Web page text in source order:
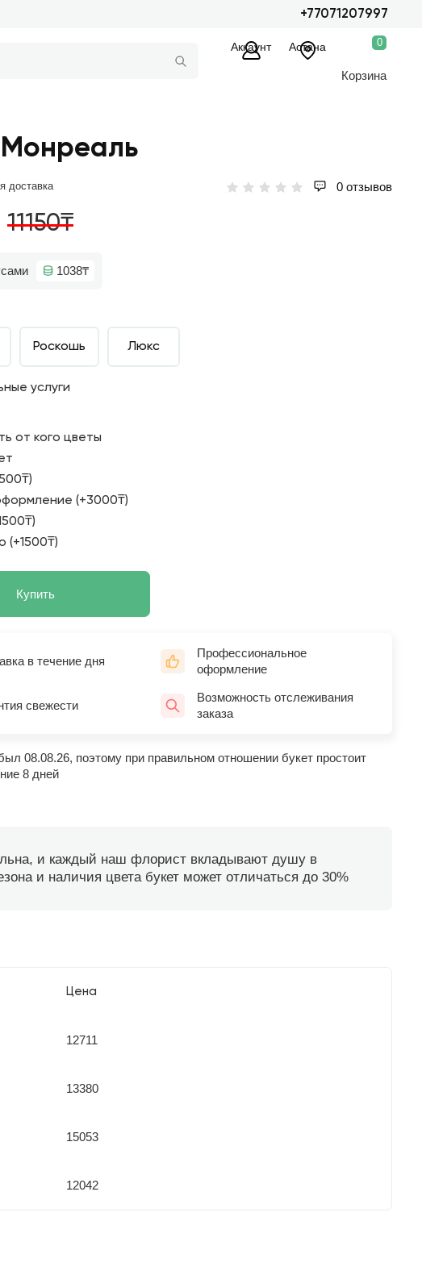
+77071207997
Аккаунт Астана 0
Корзина
Монреаль
доставка 0 отзывов
11150₸
1038₸
Роскошь Люкс
услуги
от кого цветы
(+3000₸)
(+1500₸)
Купить
в течение дня
Профессиональное
оформление
свежести
Возможность отслеживания
заказа
08.08.26, поэтому при правильном отношении букет простоит
8 дней
и каждый наш флорист вкладывают душу в
и наличия цвета букет может отличаться до 30%
Цена
12711
13380
15053
12042